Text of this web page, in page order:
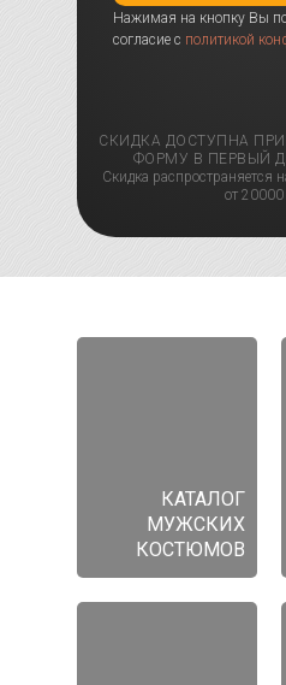
СКИДКА ДОСТУПНА
ФОРМУ В ПЕРВЫЙ
Скидка распространяется
от 20000
Нажимая на кнопку Вы
согласие с политикой
КАТАЛОГ
МУЖСКИХ
КОСТЮМОВ